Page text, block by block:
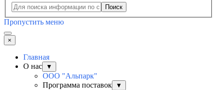
Поиск
Пропустить меню
×
Главная
О нас
▼
ООО "Альпарк"
Программа поставок
▼